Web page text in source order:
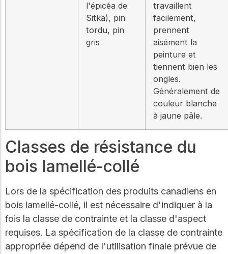
l'épicéa de
Sitka), pin
tordu, pin
gris
travaillent
facilement,
prennent
aisément la
peinture et
tiennent bien les
ongles.
Généralement de
couleur blanche
à jaune pâle.
Classes de résistance du
bois lamellé-collé
Lors de la spécification des produits canadiens en
bois lamellé-collé, il est nécessaire d'indiquer à la
fois la classe de contrainte et la classe d'aspect
requises. La spécification de la classe de contrainte
appropriée dépend de l'utilisation finale prévue de